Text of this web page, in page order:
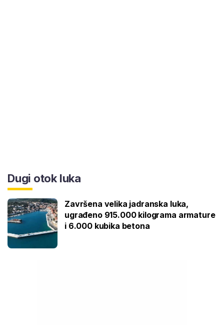
Dugi otok luka
Završena velika jadranska luka,
ugrađeno 915.000 kilograma armature
i 6.000 kubika betona